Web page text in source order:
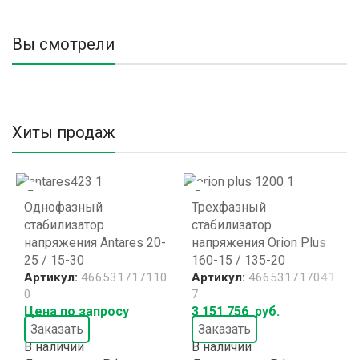
Вы смотрели
Хиты продаж
Однофазный
стабилизатор
напряжения Antares 20-
25 / 15-30
Артикул: 466531717110
0
Цена по запросу
Заказать
В наличии
Трехфазный
стабилизатор
напряжения Orion Plus
160-15 / 135-20
Артикул: 466531717041
7
3 151 756руб.
Заказать
В наличии